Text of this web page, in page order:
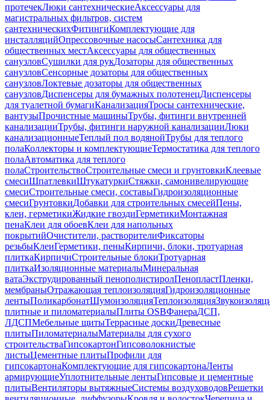
протечекЛюки сантехническиеАксессуары для
магистральных фильтров, систем
сантехническихФитингиКомплектующие для
инсталляцийОпрессовочные насосыСантехника для
общественных местАксессуары для общественных
санузловСушилки для рукДозаторы для общественных
санузловСенсорные дозаторы для общественных
санузловЛоктевые дозаторы для общественных
санузловДиспенсеры для бумажных полотенецДиспенсеры
для туалетной бумагиКанализацияТросы сантехнические,
вантузыПрочистные машиныТрубы, фитинги внутренней
канализацииТрубы, фитинги наружной канализацииЛюки
канализационныеТеплый пол водянойТрубы для теплого
полаКоллекторы и комплектующиеТермостатика для теплого
полаАвтоматика для теплого
полаСтроительствоСтроительные смеси и грунтовкиКлеевые
смесиШпатлевкиШтукатуркиСтяжки, самонивелирующие
смесиСтроительные смеси, составыГидроизоляционные
смесиГрунтовкиДобавки для строительных смесейПены,
клеи, герметикиЖидкие гвоздиГерметикиМонтажная
пенаКлеи для обоевКлеи для напольных
покрытийОчистители, растворителиФиксаторы
резьбыКлеиГерметики, пеныКирпичи, блоки, тротуарная
плиткаКирпичиСтроительные блокиТротуарная
плиткаИзоляционные материалыМинеральная
ватаЭкструдированный пенополистиролПенопластПленки,
мембраныОтражающая теплоизоляцияГидроизоляционные
лентыПоликарбонатШумоизоляцияТеплоизоляция
плитные и пиломатериалыПлиты OSBФанераДСП,
ЛДСПМебельные щитыТеррасные доскиДревесные
плитыПиломатериалыМатериалы для сухого
строительстваГипсокартонГипсоволокнистые
листыЦементные плитыПрофили для
гипсокартонаКомплектующие для гипсокартонаЛенты
армирующиеУплотнительные лентыГипсовые и цементные
плитыВентиляторы вытяжныеСистемы воздуховодовРешетки